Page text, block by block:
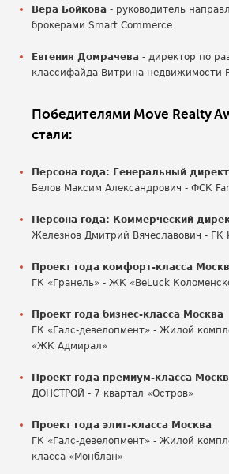
Вера Бойкова - руководитель
брокерами Smart Commerce
Евгения Домрачева - директор по
классифайда Витрина недвижимости
Победителями Move Realty
стали:
Персона года: Генеральный
Белов Максим Александрович - ФСК
Персона года: Коммерческий
Железнов Дмитрий Вячеславович - ГК
Проект года комфорт-класса
ГК «Гранель» - ЖК «BeLuck
Проект года бизнес-класса Москва
ГК «Галс-девелопмент» - Жилой
«ЖК Адмирал»
Проект года премиум-класса
ДОНСТРОЙ - 7 квартал «Остров»
Проект года элит-класса Москва
ГК «Галс-девелопмент» - Жилой
класса «Монблан»